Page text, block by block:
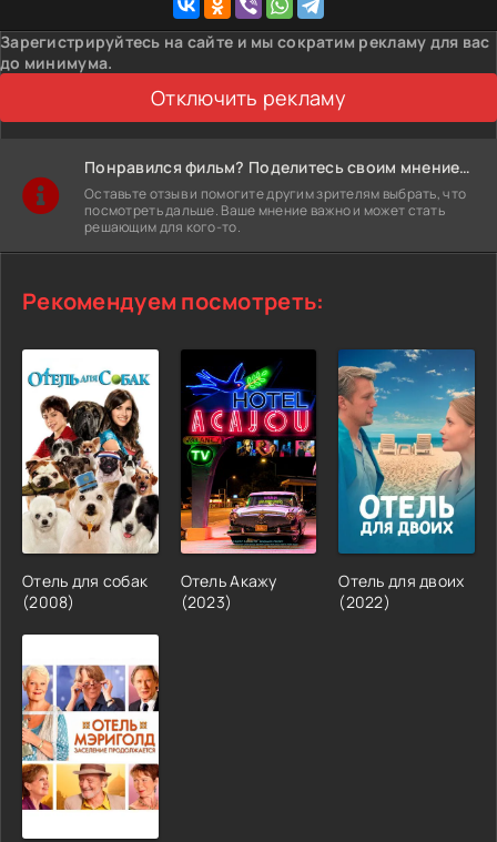
Зарегистрируйтесь на сайте и мы сократим рекламу для вас
до минимума.
Отключить рекламу
Понравился фильм? Поделитесь своим мнением!
Оставьте отзыв и помогите другим зрителям выбрать, что
посмотреть дальше. Ваше мнение важно и может стать
решающим для кого-то.
Рекомендуем посмотреть:
Отель для собак
(2008)
Отель Акажу
(2023)
Отель для двоих
(2022)